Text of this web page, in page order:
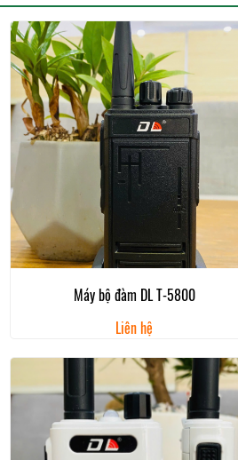
Máy bộ đàm DL T-5800
Liên hệ